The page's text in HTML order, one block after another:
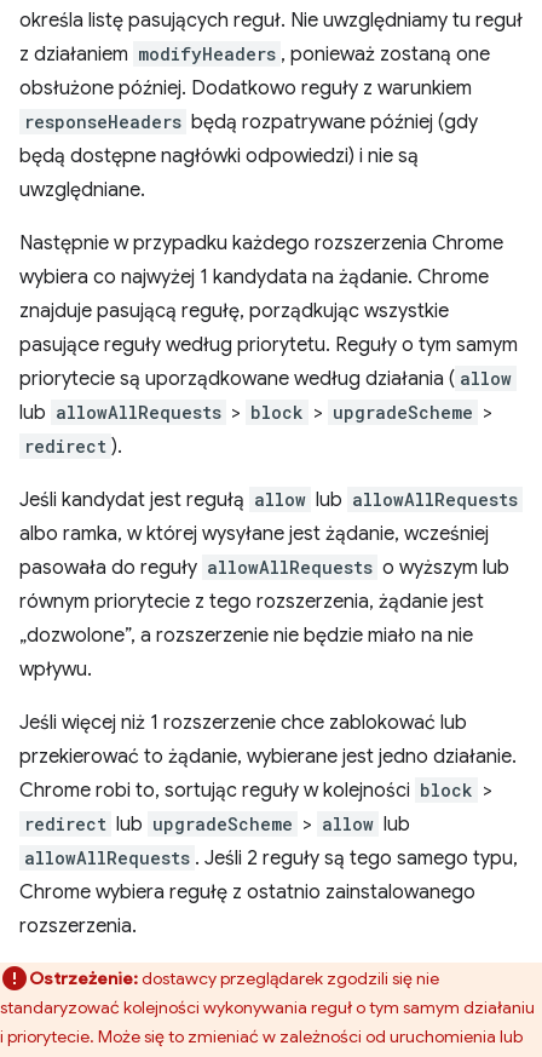
określa listę pasujących reguł. Nie uwzględniamy tu reguł
z działaniem modifyHeaders , ponieważ zostaną one
obsłużone później. Dodatkowo reguły z warunkiem
responseHeaders będą rozpatrywane później (gdy
będą dostępne nagłówki odpowiedzi) i nie są
uwzględniane.
Następnie w przypadku każdego rozszerzenia Chrome
wybiera co najwyżej 1 kandydata na żądanie. Chrome
znajduje pasującą regułę, porządkując wszystkie
pasujące reguły według priorytetu. Reguły o tym samym
priorytecie są uporządkowane według działania ( allow
lub allowAllRequests > block > upgradeScheme >
redirect ).
Jeśli kandydat jest regułą allow lub allowAllRequests
albo ramka, w której wysyłane jest żądanie, wcześniej
pasowała do reguły allowAllRequests o wyższym lub
równym priorytecie z tego rozszerzenia, żądanie jest
„dozwolone”, a rozszerzenie nie będzie miało na nie
wpływu.
Jeśli więcej niż 1 rozszerzenie chce zablokować lub
przekierować to żądanie, wybierane jest jedno działanie.
Chrome robi to, sortując reguły w kolejności block >
redirect lub upgradeScheme > allow lub
allowAllRequests . Jeśli 2 reguły są tego samego typu,
Chrome wybiera regułę z ostatnio zainstalowanego
rozszerzenia.
Ostrzeżenie:dostawcy przeglądarek zgodzili się nie
standaryzować kolejności wykonywania reguł o tym samym działaniu
i priorytecie. Może się to zmieniać w zależności od uruchomienia lub